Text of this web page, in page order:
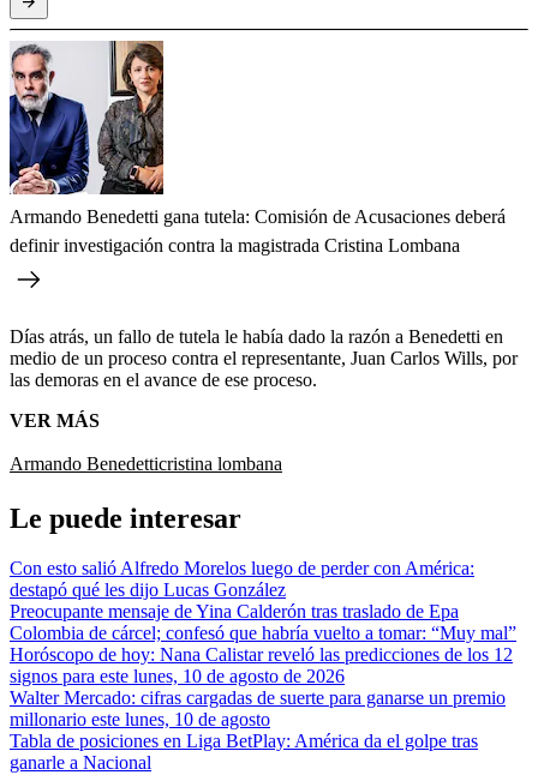
Armando Benedetti gana tutela: Comisión de Acusaciones deberá
definir investigación contra la magistrada Cristina Lombana
Días atrás, un fallo de tutela le había dado la razón a Benedetti en
medio de un proceso contra el representante, Juan Carlos Wills, por
las demoras en el avance de ese proceso.
VER MÁS
Armando Benedetticristina lombana
Le puede interesar
Con esto salió Alfredo Morelos luego de perder con América:
destapó qué les dijo Lucas González
Preocupante mensaje de Yina Calderón tras traslado de Epa
Colombia de cárcel; confesó que habría vuelto a tomar: “Muy mal”
Horóscopo de hoy: Nana Calistar reveló las predicciones de los 12
signos para este lunes, 10 de agosto de 2026
Walter Mercado: cifras cargadas de suerte para ganarse un premio
millonario este lunes, 10 de agosto
Tabla de posiciones en Liga BetPlay: América da el golpe tras
ganarle a Nacional